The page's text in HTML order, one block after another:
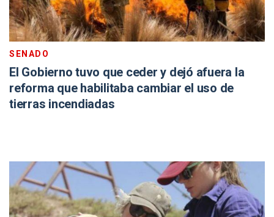
SENADO
El Gobierno tuvo que ceder y dejó afuera la
reforma que habilitaba cambiar el uso de
tierras incendiadas